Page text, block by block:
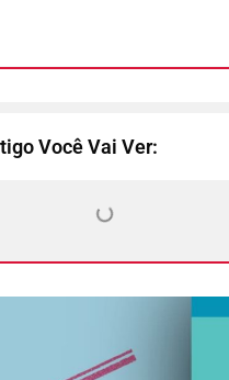
Você Vai Ver: